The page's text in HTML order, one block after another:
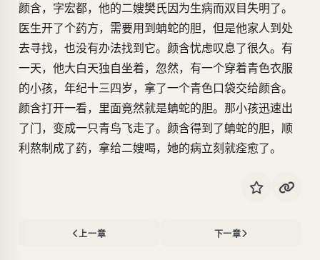
颜含，字宏都，他的二嫂樊氏因为生病而双目失明了。
医生开了个药方，需要用到蚺蛇的胆，但是他家人到处
去寻找，也没有办法找到它。颜含忧虑叹息了很久。有
一天，他大白天独自坐着，忽然，有一个穿着青色衣服
的小孩，年纪十三四岁，拿了一个青色口袋交给颜含。
颜含打开一看，里面竟然就是蚺蛇的胆。那小孩迅速出
了门，变成一只青鸟飞走了。颜含得到了蚺蛇的胆，顺
利熬制成了药，拿给二嫂喝，她的病立刻就痊愈了。
上一章 下一章